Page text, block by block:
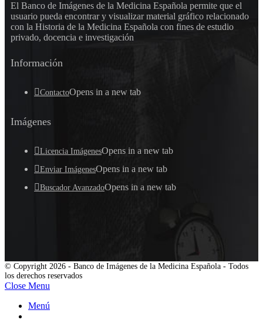
El Banco de Imágenes de la Medicina Española permite que el
usuario pueda encontrar y visualizar material gráfico relacionado
con la Historia de la Medicina Española con fines de estudio
privado, docencia e investigación
Información
ContactoOpens in a new tab
Imágenes
Licencia ImágenesOpens in a new tab
Enviar ImágenesOpens in a new tab
Buscador AvanzadoOpens in a new tab
© Copyright 2026 - Banco de Imágenes de la Medicina Española - Todos
los derechos reservados
Close Menu
Menú